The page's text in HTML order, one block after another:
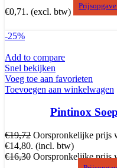
€0,71. (excl. btw)
-25%
Add to compare
Snel bekijken
Voeg toe aan favorieten
Toevoegen aan winkelwagen
Pintinox
€19,72 Oorspronkelijke prijs
€14,80. (incl. btw)
€16,30 Oorspronkelijke prijs